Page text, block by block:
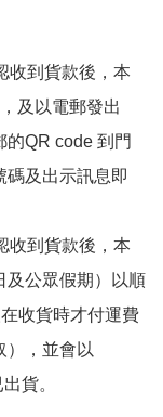
收到貨款後，本
及以電郵發出
的QR code 到門
碼及出示訊息即
收到貨款後，本
及公眾假期）以順
收貨時才付運費
），並會以
貨。